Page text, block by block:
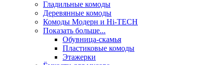
Гладильные комоды
Деревянные комоды
Комоды Модерн и Hi-TECH
Показать больше...
Обувница-скамья
Пластиковые комоды
Этажерки